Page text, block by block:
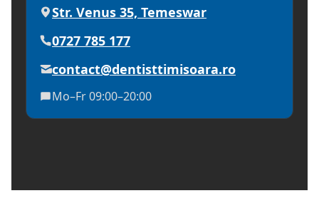
Str. Venus 35, Temeswar
0727 785 177
contact@dentisttimisoara.ro
Mo–Fr 09:00–20:00